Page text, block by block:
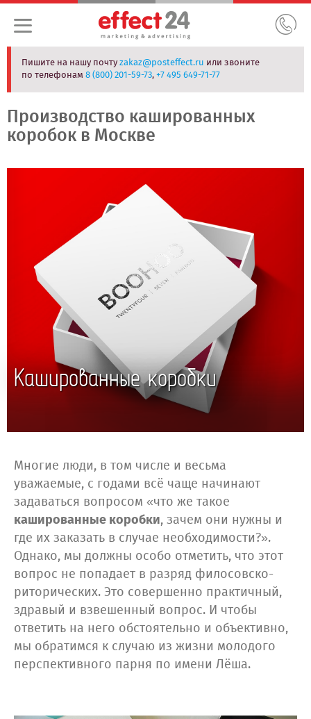
Пишите на нашу почтуzakaz@posteffect.ru или звоните
по телефонам8 (800) 201-59-73,+7 495 649-71-77
Производство кашированных
коробок в Москве
Кашированные коробки
Многие люди, в том числе и весьма
уважаемые, с годами всё чаще начинают
задаваться вопросом «что же такое
кашированные коробки, зачем они нужны и
где их заказать в случае необходимости?».
Однако, мы должны особо отметить, что этот
вопрос не попадает в разряд филосовско-
риторических. Это совершенно практичный,
здравый и взвешенный вопрос. И чтобы
ответить на него обстоятельно и объективно,
мы обратимся к случаю из жизни молодого
перспективного парня по имени Лёша.